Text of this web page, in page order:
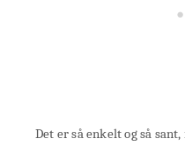
Det er så enkelt og så